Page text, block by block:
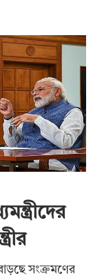
সংক্রমণের